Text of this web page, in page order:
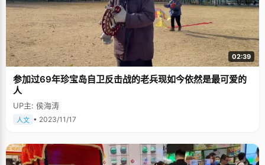
02:39
参加过69年珍宝岛自卫反击战的老兵现如今依然是最可爱的
人
UP主: 侯海涛
人文 • 2023/11/17